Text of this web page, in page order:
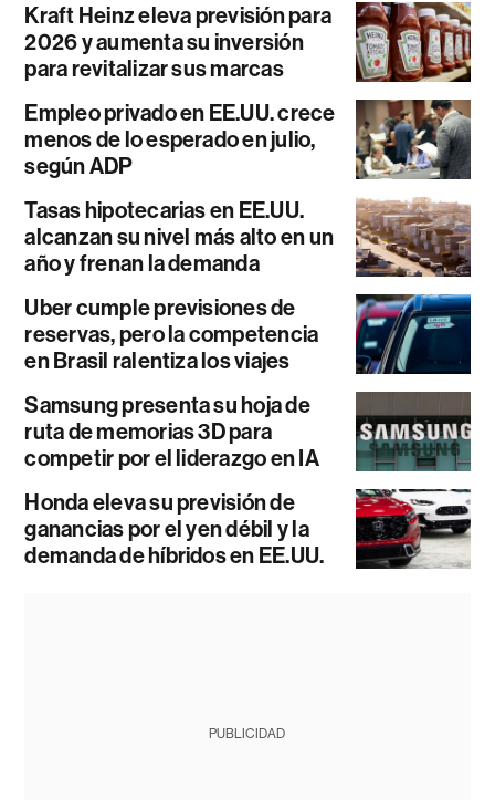
Kraft Heinz eleva previsión para
2026 y aumenta su inversión
para revitalizar sus marcas
Empleo privado en EE.UU. crece
menos de lo esperado en julio,
según ADP
Tasas hipotecarias en EE.UU.
alcanzan su nivel más alto en un
año y frenan la demanda
Uber cumple previsiones de
reservas, pero la competencia
en Brasil ralentiza los viajes
Samsung presenta su hoja de
ruta de memorias 3D para
competir por el liderazgo en IA
Honda eleva su previsión de
ganancias por el yen débil y la
demanda de híbridos en EE.UU.
PUBLICIDAD